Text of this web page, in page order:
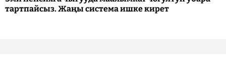
тартпайсыз. Жаңы система ишке кирет